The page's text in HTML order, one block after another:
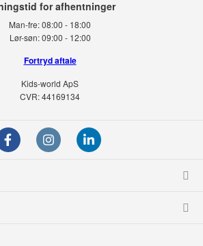
Man-fre:08:00 - 18:00
Lør-søn:09:00 - 12:00
Fortryd aftale
Kids-world ApS
CVR: 44169134